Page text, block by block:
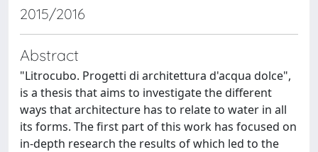
2015/2016
Abstract
"Litrocubo. Progetti di architettura d'acqua dolce",
is a thesis that aims to investigate the different
ways that architecture has to relate to water in all
its forms. The first part of this work has focused on
in-depth research the results of which led to the